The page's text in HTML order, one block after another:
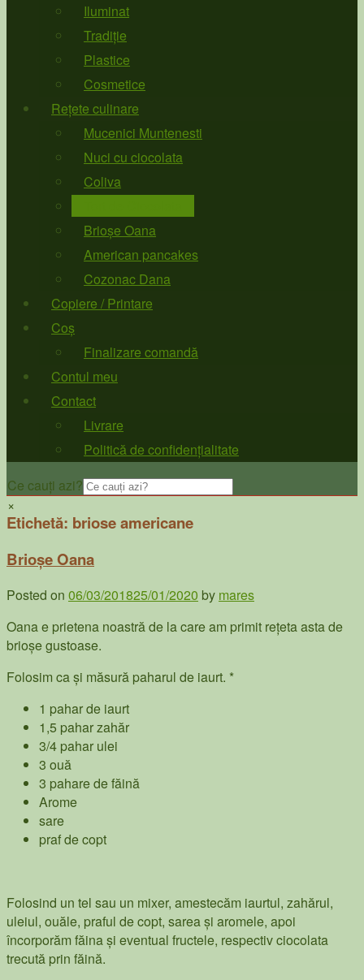
Iluminat
Tradiție
Plastice
Cosmetice
Rețete culinare
Mucenici Muntenesti
Nuci cu ciocolata
Coliva
Brioșe Oana
American pancakes
Cozonac Dana
Copiere / Printare
Coș
Finalizare comandă
Contul meu
Contact
Livrare
Politică de confidențialitate
Ce cauți azi?
×
Etichetă: briose americane
Brioșe Oana
Posted on 06/03/201825/01/2020 by mares
Oana e prietena noastră de la care am primit rețeta asta de
brioșe gustoase.
Folosim ca și măsură paharul de iaurt. *
1 pahar de iaurt
1,5 pahar zahăr
3/4 pahar ulei
3 ouă
3 pahare de făină
Arome
sare
praf de copt
Folosind un tel sau un mixer, amestecăm iaurtul, zahărul,
uleiul, ouăle, praful de copt, sarea și aromele, apoi
încorporăm făina și eventual fructele, respectiv ciocolata
trecută prin făină.